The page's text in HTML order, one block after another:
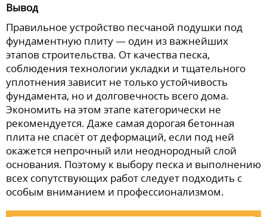
Вывод
Правильное устройство песчаной подушки под
фундаментную плиту — один из важнейших
этапов строительства. От качества песка,
соблюдения технологии укладки и тщательного
уплотнения зависит не только устойчивость
фундамента, но и долговечность всего дома.
Экономить на этом этапе категорически не
рекомендуется. Даже самая дорогая бетонная
плита не спасёт от деформаций, если под ней
окажется непрочный или неоднородный слой
основания. Поэтому к выбору песка и выполнению
всех сопутствующих работ следует подходить с
особым вниманием и профессионализмом.